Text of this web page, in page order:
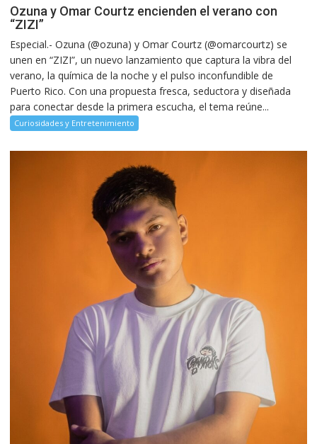
Ozuna y Omar Courtz encienden el verano con
“ZIZI”
Especial.- Ozuna (@ozuna) y Omar Courtz (@omarcourtz) se
unen en “ZIZI”, un nuevo lanzamiento que captura la vibra del
verano, la química de la noche y el pulso inconfundible de
Puerto Rico. Con una propuesta fresca, seductora y diseñada
para conectar desde la primera escucha, el tema reúne...
Curiosidades y Entretenimiento